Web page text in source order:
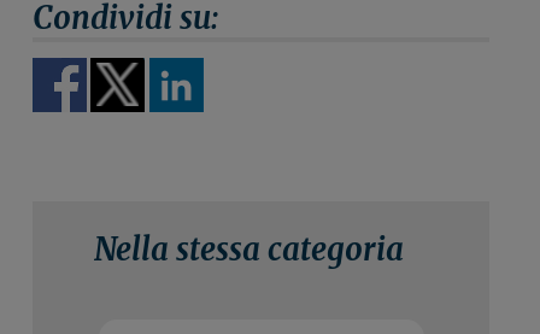
Nella stessa categoria
29 Luglio 2026